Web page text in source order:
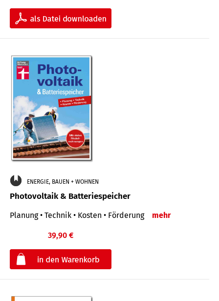
ENERGIE, BAUEN + WOHNEN
Photovoltaik & Batteriespeicher
Planung • Technik • Kosten • Förderung mehr
39,90 €